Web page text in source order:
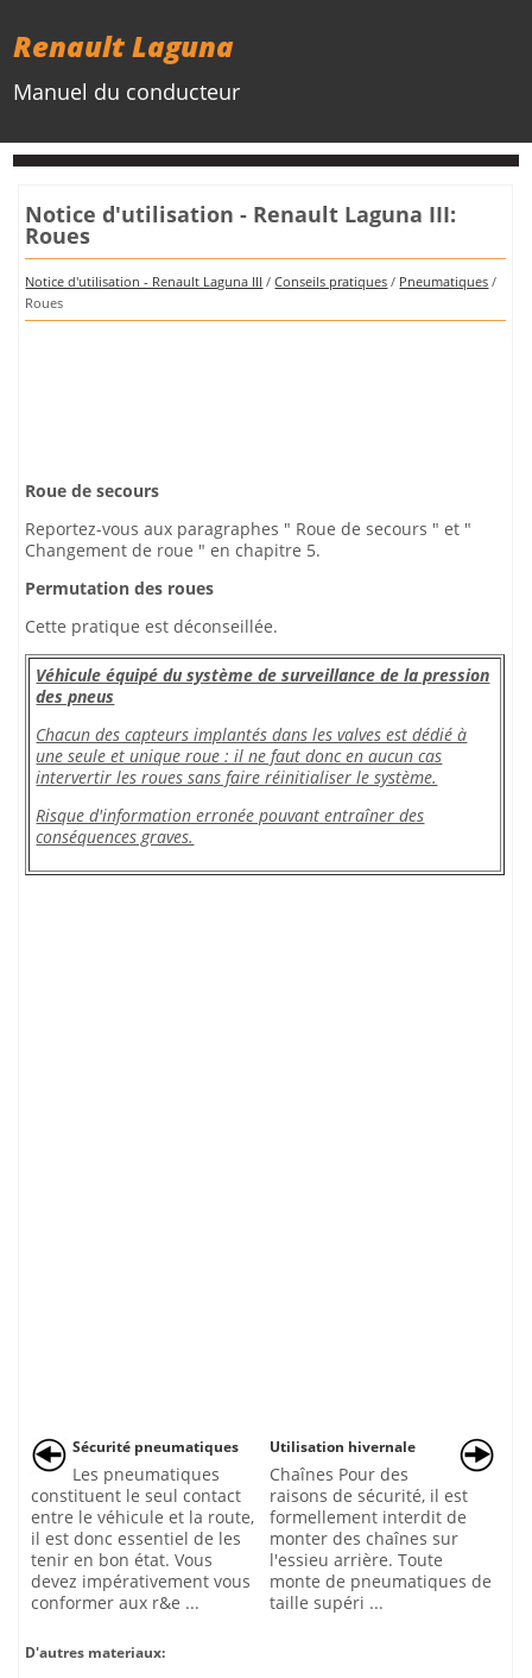
Renault Laguna
Manuel du conducteur
Notice d'utilisation - Renault Laguna III:
Roues
Notice d'utilisation - Renault Laguna III /Conseils pratiques / Pneumatiques /
Roues
Roue de secours
Reportez-vous aux paragraphes " Roue de secours " et "
Changement de roue " en chapitre 5.
Permutation des roues
Cette pratique est déconseillée.
Véhicule équipé du système de surveillance de la pression
des pneus
Chacun des capteurs implantés dans les valves est dédié à
une seule et unique roue : il ne faut donc en aucun cas
intervertir les roues sans faire réinitialiser le système.
Risque d'information erronée pouvant entraîner des
conséquences graves.
Sécurité pneumatiques
Les pneumatiques
constituent le seul contact
entre le véhicule et la route,
il est donc essentiel de les
tenir en bon état. Vous
devez impérativement vous
conformer aux r&e ...
Utilisation hivernale
Chaînes Pour des
raisons de sécurité, il est
formellement interdit de
monter des chaînes sur
l'essieu arrière. Toute
monte de pneumatiques de
taille supéri ...
D'autres materiaux: